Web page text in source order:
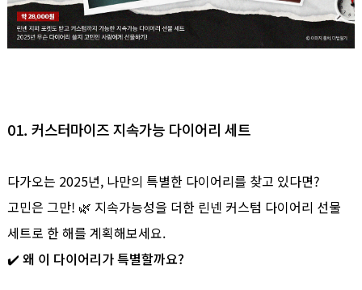
01. 커스터마이즈 지속가능 다이어리 세트
다가오는 2025년, 나만의 특별한 다이어리를 찾고 있다면?
고민은 그만! 🌿 지속가능성을 더한 린넨 커스텀 다이어리 선물
세트로 한 해를 계획해보세요.
✔️ 왜 이 다이어리가 특별할까요?